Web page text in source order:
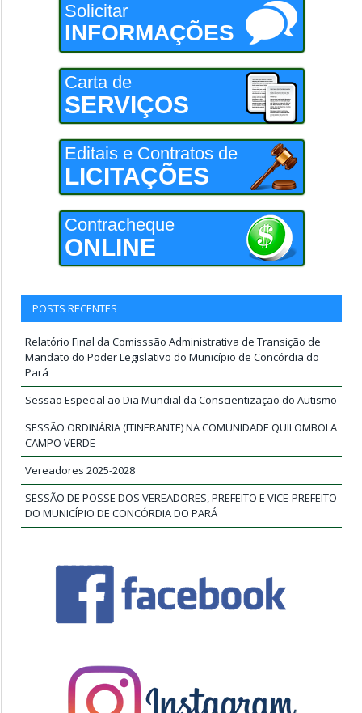
Solicitar
INFORMAÇÕES
Carta de
SERVIÇOS
Editais e Contratos de
LICITAÇÕES
Contracheque
ONLINE
POSTS RECENTES
Relatório Final da Comisssão Administrativa de Transição de
Mandato do Poder Legislativo do Município de Concórdia do
Pará
Sessão Especial ao Dia Mundial da Conscientização do Autismo
SESSÃO ORDINÁRIA (ITINERANTE) NA COMUNIDADE QUILOMBOLA
CAMPO VERDE
Vereadores 2025-2028
SESSÃO DE POSSE DOS VEREADORES, PREFEITO E VICE-PREFEITO
DO MUNICÍPIO DE CONCÓRDIA DO PARÁ